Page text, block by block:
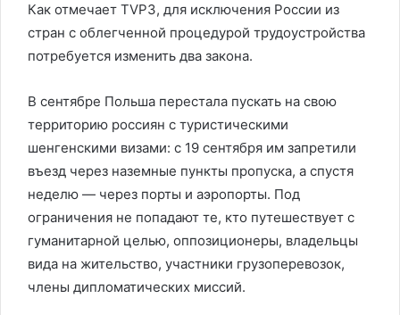
Как отмечает TVP3, для исключения России из
стран с облегченной процедурой трудоустройства
потребуется изменить два закона.
В сентябре Польша перестала пускать на свою
территорию россиян с туристическими
шенгенскими визами: с 19 сентября им запретили
въезд через наземные пункты пропуска, а спустя
неделю — через порты и аэропорты. Под
ограничения не попадают те, кто путешествует с
гуманитарной целью, оппозиционеры, владельцы
вида на жительство, участники грузоперевозок,
члены дипломатических миссий.